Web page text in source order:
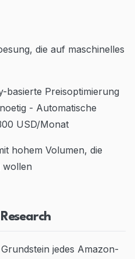
die auf maschinelles
basierte Preisoptimierung
- Automatische
USD/Monat
hohem Volumen, die
wollen
jedes Amazon-